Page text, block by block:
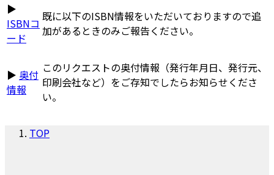
▶
ISBNコ
ード
既に以下のISBN情報をいただいておりますので追
加があるときのみご報告ください。
▶ 奥付
情報
このリクエストの奥付情報（発行年月日、発行元、
印刷会社など）をご存知でしたらお知らせくださ
い。
TOP